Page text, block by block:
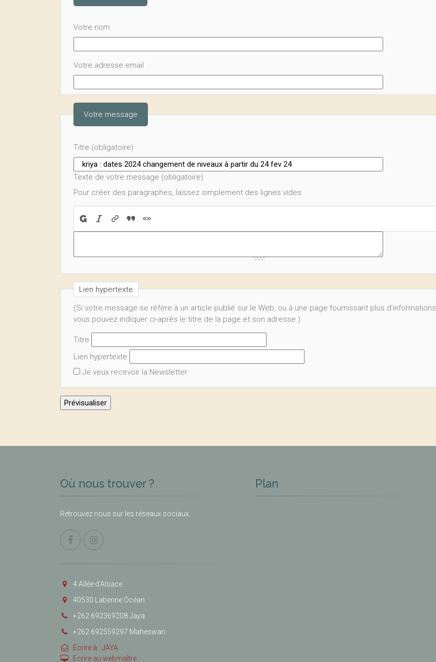
Votre nom
Votre adresse email
Votre message
Titre (obligatoire)
Texte de votre message (obligatoire)
Pour créer des paragraphes, laissez simplement des lignes vides.
Lien hypertexte
(Si votre message se réfère à un article publié sur le Web, ou à une page fournissant plus d’informations,
vous pouvez indiquer ci-après le titre de la page et son adresse.)
Titre
Lien hypertexte
Je veux recevoir la Newsletter
Où nous trouver ?
Retrouvez nous sur les réseaux sociaux.
4 Allée d’Alsace
40530 Labenne Océan
+262 692369208 Jaya
+262 692559297 Maheswari
Ecrire à : JAYA
Ecrire au webmaître
Plan